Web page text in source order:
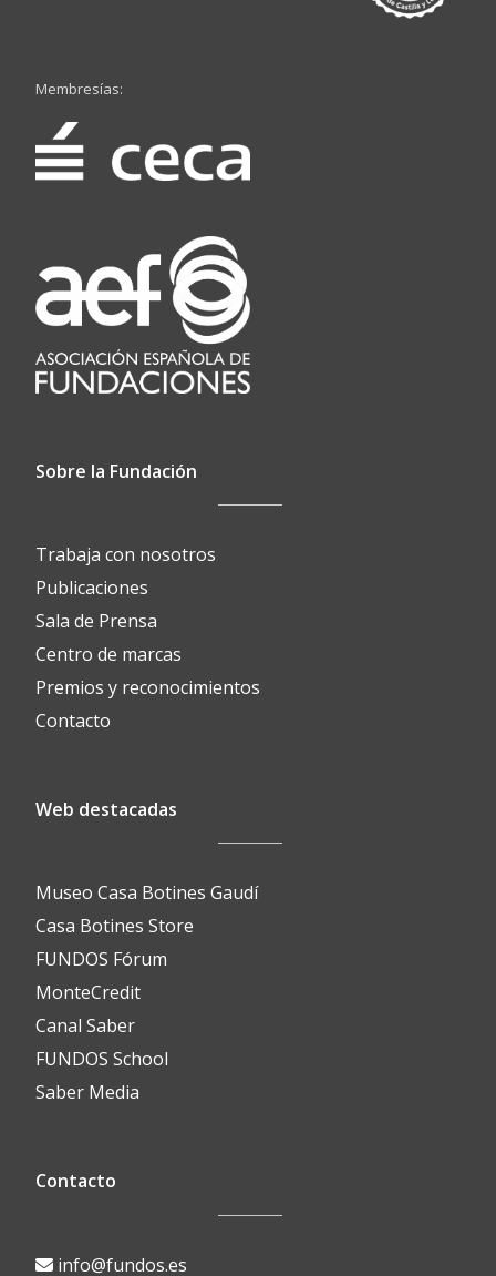
Membresías:
Sobre la Fundación
Trabaja con nosotros
Publicaciones
Sala de Prensa
Centro de marcas
Premios y reconocimientos
Contacto
Web destacadas
Museo Casa Botines Gaudí
Casa Botines Store
FUNDOS Fórum
MonteCredit
Canal Saber
FUNDOS School
Saber Media
Contacto
info@fundos.es